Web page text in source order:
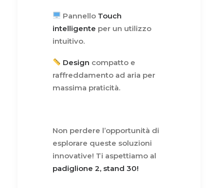
Pannello Touch
intelligente per un utilizzo
intuitivo.
Design compatto e
raffreddamento ad aria per
massima praticità.
Non perdere l’opportunità di
esplorare queste soluzioni
innovative! Ti aspettiamo al
padiglione 2, stand 30!